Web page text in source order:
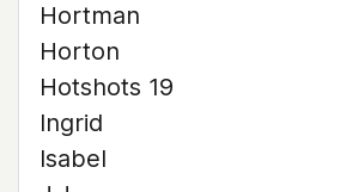
Hortman
Horton
Hotshots 19
Ingrid
Isabel